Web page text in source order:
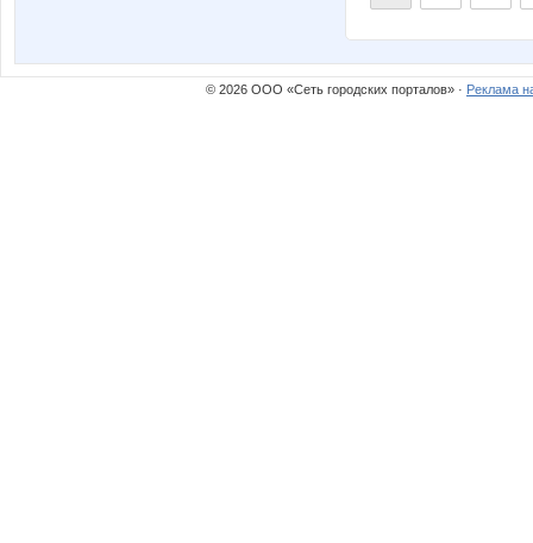
© 2026 ООО «Сеть городских порталов» · Реклама